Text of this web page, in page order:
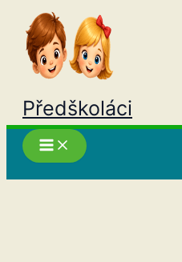
Přeskočit
obsah
Předškoláci